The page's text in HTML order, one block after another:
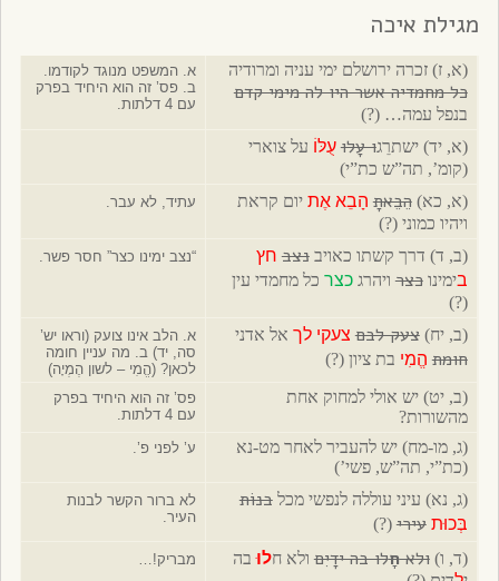
מגילת איכה
(א, ז) זכרה ירושלם ימי עניה ומרודיה
כל מחמדיה אשר היו לה מימי קדם
בנפל עמה… (?)
א. המשפט מנוגד לקודמו.
ב. פס’ זה הוא היחיד בפרק
עם 4 דלתות.
(א, יד) ישתרֵגו עָלוּ עֻלּוֹ על צוארי
(קומ’, תה”ש כת”י)
(א, כא)הֵבֵאתָ הָבֵא אֶתיום קראת
ויהיו כמוני (?)
עתיד, לא עבר.
(ב, ד) דרך קשתו כאויבנצב חץ
בימינוכצרויהרגכצר כל מחמדי עין
(?)
“נצב ימינו כצר” חסר פשר.
(ב, יח)צעק לבם צעקי לך אל אדני
חומת הֱמִי בת ציון (?)
א. הלב אינו צועק (וראו יש’
סה, יד) ב. מה עניין חומה
לכאן? (הֱמִי – לשון הֶמְיָה)
(ב, יט) יש אולי למחוק אחת
מהשורות?
פס’ זה הוא היחיד בפרק
עם 4 דלתות.
(ג, מו-מח) יש להעביר לאחר מט-נא
(כת”י, תה”ש, פשי’)
ע’ לפני פ’.
(ג, נא) עיני עוללה לנפשי מכלבנוֹת
בְּכוּתעירי(?)
לא ברור הקשר לבנות
העיר.
(ד, ו)ולאחָלו בה ידָיִםולא חלוּבה
מבריק!…